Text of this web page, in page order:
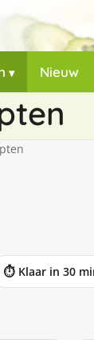
Nieuw
⏱ Klaar in 30